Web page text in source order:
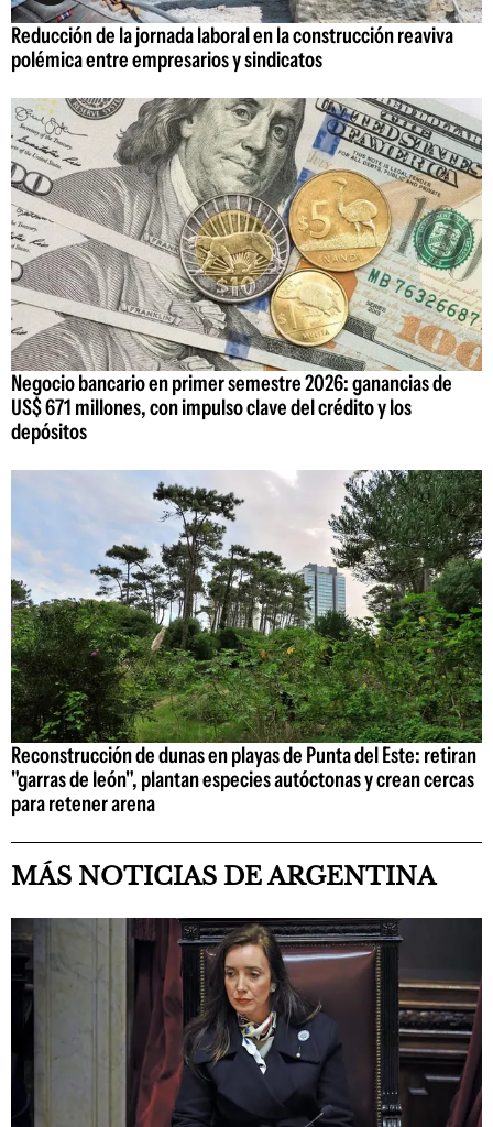
Reducción de la jornada laboral en la construcción reaviva
polémica entre empresarios y sindicatos
Negocio bancario en primer semestre 2026: ganancias de
US$ 671 millones, con impulso clave del crédito y los
depósitos
Reconstrucción de dunas en playas de Punta del Este: retiran
"garras de león", plantan especies autóctonas y crean cercas
para retener arena
MÁS NOTICIAS DE ARGENTINA